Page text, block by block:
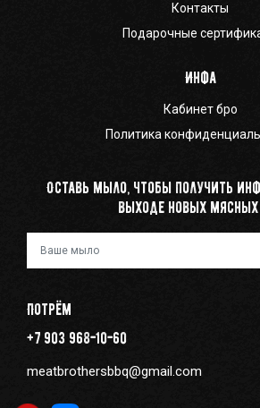
Контакты
Подарочные
Инфа
Кабинет бро
Политика
Оставь мыло, чтобы получить
выходе новых мясных
Потрём
+7 903 968-10-60
meatbrothersbbq@gmail.com